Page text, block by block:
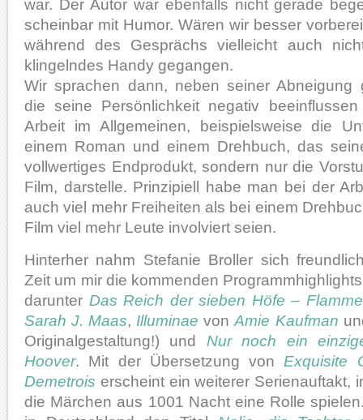
war. Der Autor war ebenfalls nicht gerade
scheinbar mit Humor. Wären wir besser
während des Gesprächs vielleicht auch
klingelndes Handy gegangen.
Wir sprachen dann, neben seiner Abneigung
die seine Persönlichkeit negativ
Arbeit im Allgemeinen, beispielsweise die
einem Roman und einem Drehbuch, das
vollwertiges Endprodukt, sondern nur die
Film, darstelle. Prinzipiell habe man bei der
auch viel mehr Freiheiten als bei einem
Film viel mehr Leute involviert seien.
Hinterher nahm Stefanie Broller sich
Zeit um mir die kommenden
darunter Das Reich der sieben Höfe –
Sarah J. Maas, Illuminae vonAmie Kaufman
Originalgestaltung!) und Nur noch ein
Hoover. Mit der Übersetzung von Exquisite
Demetrois erscheint ein weiterer Serienauftakt,
die Märchen aus 1001 Nacht eine Rolle